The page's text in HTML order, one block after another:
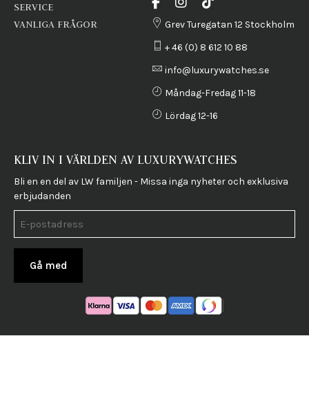
SERVICE
VANLIGA FRÅGOR
Grev Turegatan 12 Stockholm
+ 46 (0) 8 612 10 88
info@luxurywatches.se
Måndag-Fredag 11-18
Lördag 12-16
KLIV IN I VÄRLDEN AV LUXURYWATCHES
Bli en en del av LW familjen - Missa inga nyheter och exklusiva
erbjudanden
Gå med